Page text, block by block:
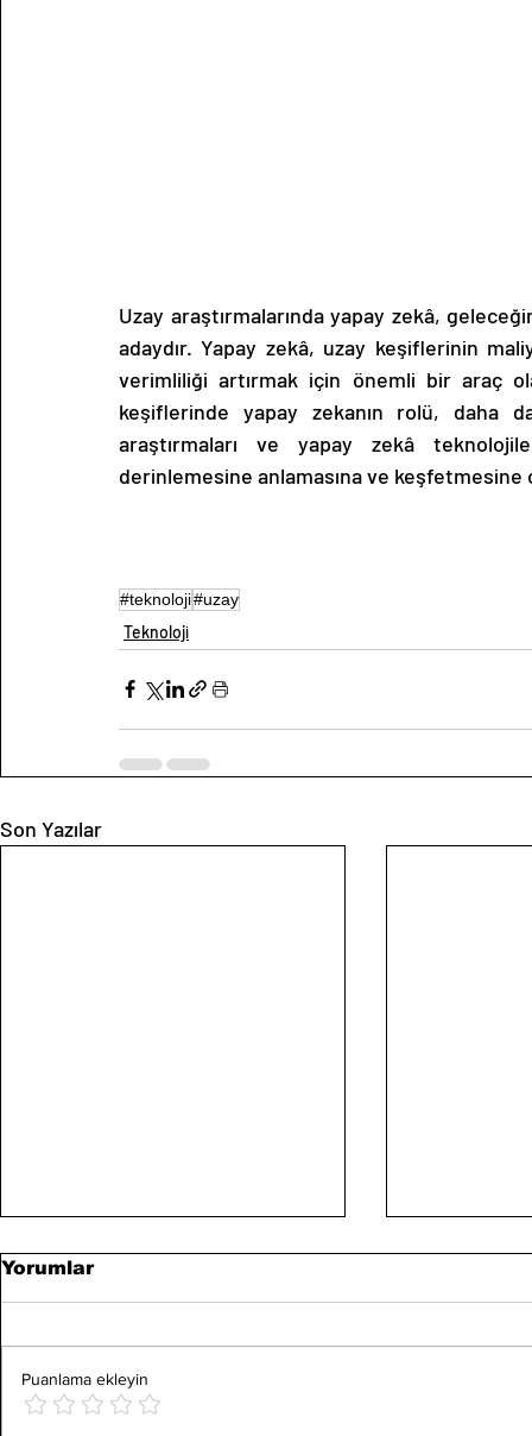
Uzay araştırmalarında yapay zekâ,
adaydır. Yapay zekâ, uzay keşiflerinin
verimliliği artırmak için önemli bir araç
keşiflerinde yapay zekanın rolü, daha
araştırmaları ve yapay zekâ
derinlemesine anlamasına ve keşfetmesine
#teknoloji#uzay
Teknoloji
Son Yazılar
Yorumlar
Puanlama ekleyin